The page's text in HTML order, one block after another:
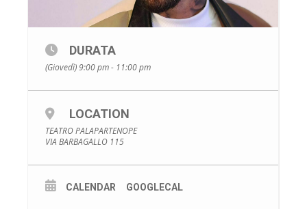
DURATA
(Giovedì) 9:00 pm - 11:00 pm
LOCATION
TEATRO PALAPARTENOPE
VIA BARBAGALLO 115
CALENDAR GOOGLECAL